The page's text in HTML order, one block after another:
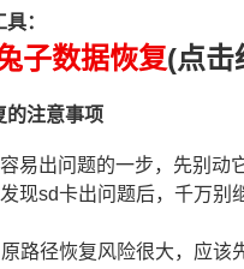
：
子数据恢复(点击
的注意事项
易出问题的一步，先别
现sd卡出问题后，千万
路径恢复风险很大，应